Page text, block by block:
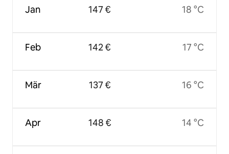
Jan
Feb
Mär
Apr
147 €
142 €
137 €
148 €
18 °C
17 °C
16 °C
14 °C